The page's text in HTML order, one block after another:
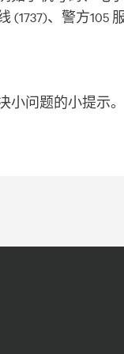
(1737)、警方105
小问题的小提示。